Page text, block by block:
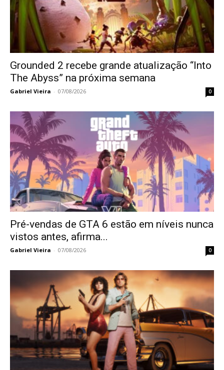
Grounded 2 recebe grande atualização “Into
The Abyss” na próxima semana
Gabriel Vieira - 07/08/2026 0
Pré-vendas de GTA 6 estão em níveis nunca
vistos antes, afirma...
Gabriel Vieira - 07/08/2026 0